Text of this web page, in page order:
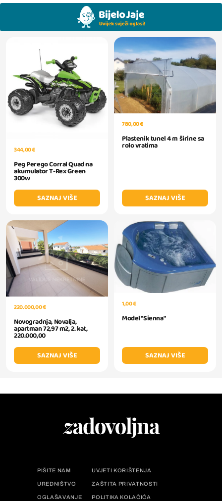
344,00 €
Peg Perego Corral Quad na
akumulator T-Rex Green
300w
SAZNAJ VIŠE
780,00 €
Plastenik tunel 4 m širine sa
rolo vratima
SAZNAJ VIŠE
220.000,00 €
Novogradnja, Novalja,
apartman 72,97 m2, 2. kat,
220.000,00
SAZNAJ VIŠE
1,00 €
Model "Sienna"
SAZNAJ VIŠE
PIŠITE NAM UVJETI KORIŠTENJA
UREDNIŠTVO ZAŠTITA PRIVATNOSTI
OGLAŠAVANJE POLITIKA KOLAČIĆA